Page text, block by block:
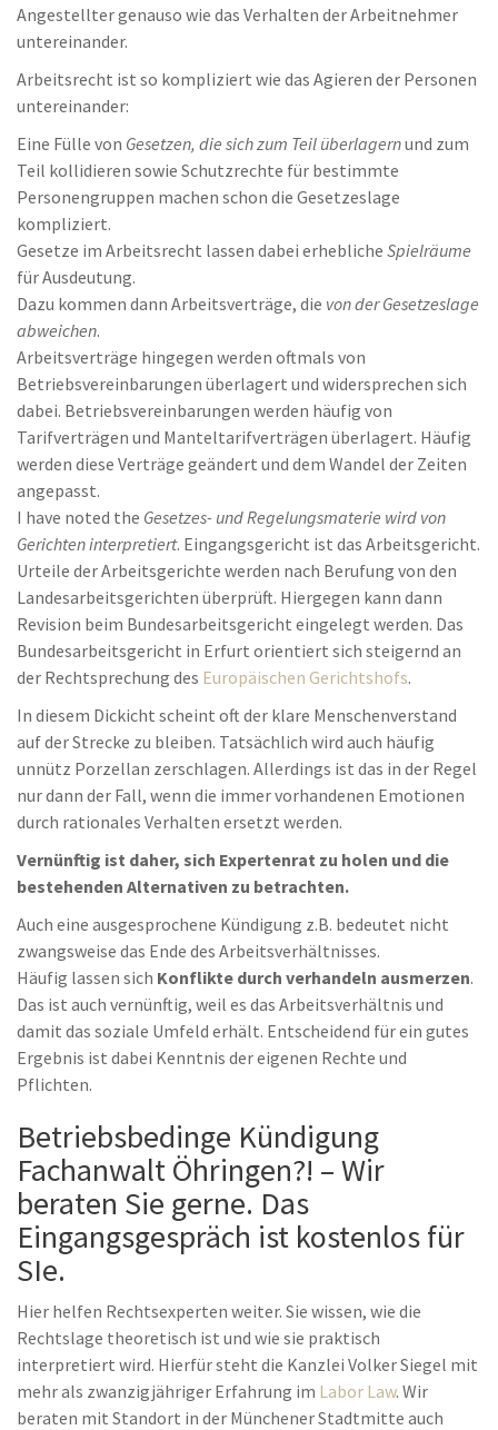
Angestellter genauso wie das Verhalten der Arbeitnehmer
untereinander.
Arbeitsrecht ist so kompliziert wie das Agieren der Personen
untereinander:
Eine Fülle von Gesetzen, die sich zum Teil überlagernund zum
Teil kollidieren sowie Schutzrechte für bestimmte
Personengruppen machen schon die Gesetzeslage
kompliziert.
Gesetze im Arbeitsrecht lassen dabei erhebliche Spielräume
für Ausdeutung.
Dazu kommen dann Arbeitsverträge, die von der Gesetzeslage
abweichen.
Arbeitsverträge hingegen werden oftmals von
Betriebsvereinbarungen überlagert und widersprechen sich
dabei. Betriebsvereinbarungen werden häufig von
Tarifverträgen und Manteltarifverträgen überlagert. Häufig
werden diese Verträge geändert und dem Wandel der Zeiten
angepasst.
I have noted the Gesetzes- und Regelungsmaterie wird von
Gerichten interpretiert. Eingangsgericht ist das Arbeitsgericht.
Urteile der Arbeitsgerichte werden nach Berufung von den
Landesarbeitsgerichten überprüft. Hiergegen kann dann
Revision beim Bundesarbeitsgericht eingelegt werden. Das
Bundesarbeitsgericht in Erfurt orientiert sich steigernd an
der Rechtsprechung des Europäischen Gerichtshofs.
In diesem Dickicht scheint oft der klare Menschenverstand
auf der Strecke zu bleiben. Tatsächlich wird auch häufig
unnütz Porzellan zerschlagen. Allerdings ist das in der Regel
nur dann der Fall, wenn die immer vorhandenen Emotionen
durch rationales Verhalten ersetzt werden.
Vernünftig ist daher, sich Expertenrat zu holen und die
bestehenden Alternativen zu betrachten.
Auch eine ausgesprochene Kündigung z.B. bedeutet nicht
zwangsweise das Ende des Arbeitsverhältnisses.
Häufig lassen sich Konflikte durch verhandeln ausmerzen.
Das ist auch vernünftig, weil es das Arbeitsverhältnis und
damit das soziale Umfeld erhält. Entscheidend für ein gutes
Ergebnis ist dabei Kenntnis der eigenen Rechte und
Pflichten.
Betriebsbedinge Kündigung
Fachanwalt Öhringen?! – Wir
beraten Sie gerne. Das
Eingangsgespräch ist kostenlos für
SIe.
Hier helfen Rechtsexperten weiter. Sie wissen, wie die
Rechtslage theoretisch ist und wie sie praktisch
interpretiert wird. Hierfür steht die Kanzlei Volker Siegel mit
mehr als zwanzigjähriger Erfahrung im Labor Law. Wir
beraten mit Standort in der Münchener Stadtmitte auch